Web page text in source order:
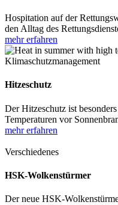
Hospitation auf der
den Alltag des
mehr erfahren
Klimaschutzmanagement
Hitzeschutz
Der Hitzeschutz ist
Temperaturen vor
mehr erfahren
Verschiedenes
HSK-Wolkenstürmer
Der neue HSK-